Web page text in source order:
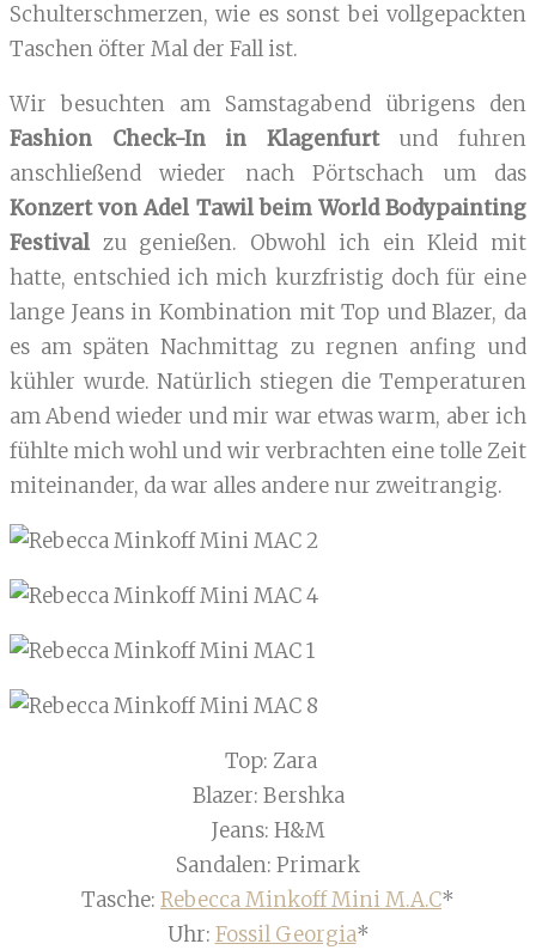
Schulterschmerzen, wie es sonst bei vollgepackten
Taschen öfter Mal der Fall ist.
Wir besuchten am Samstagabend übrigens den
Fashion Check-In in Klagenfurtund fuhren
anschließend wieder nach Pörtschach um das
Konzert von Adel Tawil beim World Bodypainting
Festival zu genießen. Obwohl ich ein Kleid mit
hatte, entschied ich mich kurzfristig doch für eine
lange Jeans in Kombination mit Top und Blazer, da
es am späten Nachmittag zu regnen anfing und
kühler wurde. Natürlich stiegen die Temperaturen
am Abend wieder und mir war etwas warm, aber ich
fühlte mich wohl und wir verbrachten eine tolle Zeit
miteinander, da war alles andere nur zweitrangig.
Top: Zara
Blazer: Bershka
Jeans: H&M
Sandalen: Primark
Tasche: Rebecca Minkoff Mini M.A.C*
Uhr: Fossil Georgia*